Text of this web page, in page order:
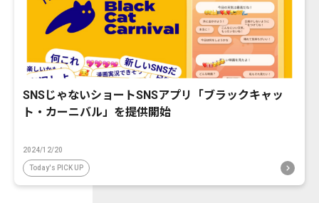
SNSじゃないショートSNSアプリ「ブラックキャッ
ト・カーニバル」を提供開始
2024/12/20
Today's PICK UP